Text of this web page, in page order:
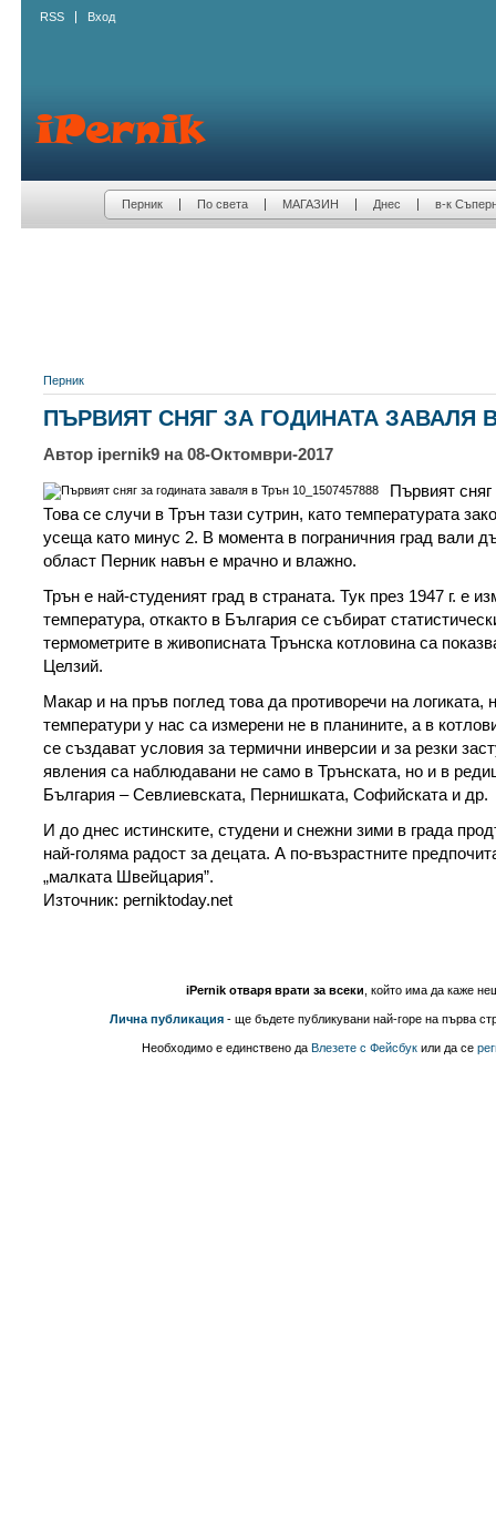
RSS Вход
Перник По света МАГАЗИН Днес в-к
Перник
ПЪРВИЯТ СНЯГ ЗА ГОДИНАТА ЗАВАЛЯ
Автор ipernik9 на 08-Октомври-2017
Първият сняг
Това се случи в Трън тази сутрин, като температурата
усеща като минус 2. В момента в пограничния град вали
област Перник навън е мрачно и влажно.
Трън е най-студеният град в страната. Тук през 1947 г. е
температура, откакто в България се събират
термометрите в живописната Трънска котловина са
Целзий.
Макар и на пръв поглед това да противоречи на логиката,
температури у нас са измерени не в планините, а в
се създават условия за термични инверсии и за резки
явления са наблюдавани не само в Трънската, но и в
България – Севлиевската, Пернишката, Софийската и др.
И до днес истинските, студени и снежни зими в града
най-голяма радост за децата. А по-възрастните
„малката Швейцария”.
Източник: perniktoday.net
iPernik отваря врати за всеки , който има да каже
Лична публикация - ще бъдете публикувани най-горе на първа
Необходимо е единствено да Влезете с Фейсбукили да се